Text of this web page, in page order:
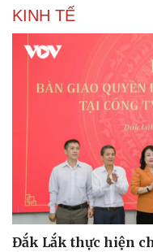
KINH TẾ
Đắk Lắk thực hiện